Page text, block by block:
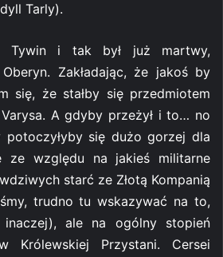
Tarly).
Tywin i tak był już martwy,
Zakładając, że jakoś by
się, że stałby się przedmiotem
A gdyby przeżył i to… no
się dużo gorzej dla
ze względu na jakieś militarne
starć ze Złotą Kompanią
trudno tu wskazywać na to,
ale na ogólny stopień
Królewskiej Przystani. Cersei